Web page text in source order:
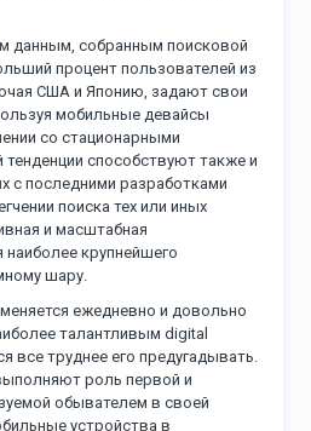
данным, собранным поисковой
процент пользователей из
США и Японию, задают свои
мобильные девайсы
со стационарными
способствуют также и
с последними разработками
поиска тех или иных
и масштабная
наиболее крупнейшего
шару.
ежедневно и довольно
талантливым digital
все труднее его предугадывать.
роль первой и
обывателем в своей
устройства в